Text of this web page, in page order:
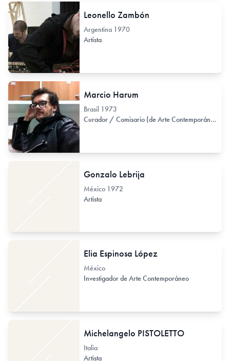
Leonello Zambón
Argentina 1970
Artista
Marcio Harum
Brasil 1973
Curador / Comisario (de Arte Contemporáneo)
Gonzalo Lebrija
México 1972
Artista
Elia Espinosa López
México
Investigador de Arte Contemporáneo
Michelangelo PISTOLETTO
Italia
Artista